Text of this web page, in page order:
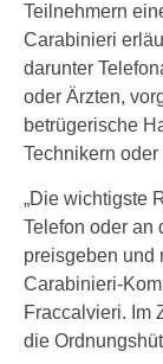
Teilnehmern
Carabinieri
darunter
oder Ärzten,
betrügerische
Technikern
„Die wichtigste
Telefon oder an
preisgeben und
Carabinieri-
Fraccalvieri. Im
die